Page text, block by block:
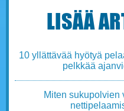
LISÄÄ
10 yllättävää hyötyä
pelkkää
Miten sukupolvien